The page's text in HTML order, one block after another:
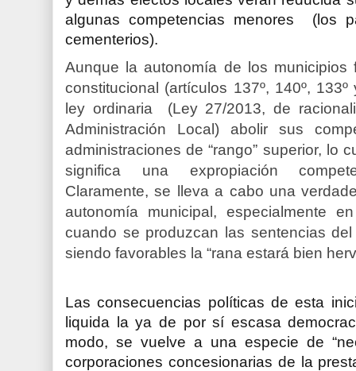
algunas competencias menores (los
cementerios).
Aunque la autonomía de los municipios
constitucional (artículos 137º, 140º,
ley ordinaria (Ley 27/2013, de
Administración Local) abolir sus
administraciones de “rango” superior, lo
significa una expropiación
Claramente, se lleva a cabo una
autonomía municipal, especialmente
cuando se produzcan las sentencias
siendo favorables la “rana estará bien
Las consecuencias políticas de esta
liquida la ya de por sí escasa
modo, se vuelve a una especie de
corporaciones concesionarias de la